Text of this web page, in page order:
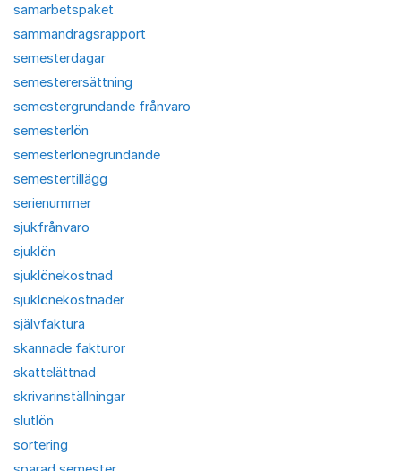
samarbetspaket
sammandragsrapport
semesterdagar
semesterersättning
semestergrundande frånvaro
semesterlön
semesterlönegrundande
semestertillägg
serienummer
sjukfrånvaro
sjuklön
sjuklönekostnad
sjuklönekostnader
självfaktura
skannade fakturor
skattelättnad
skrivarinställningar
slutlön
sortering